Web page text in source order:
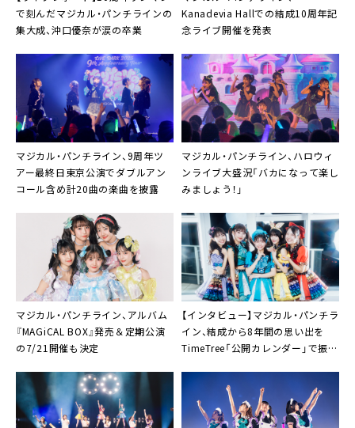
で刻んだマジカル・パンチラインの
集大成、沖口優奈が涙の卒業
Kanadevia Hallでの結成10周年記
念ライブ開催を発表
マジカル・パンチライン、9周年ツ
アー最終日東京公演でダブルアン
コール含め計20曲の楽曲を披露
マジカル・パンチライン、ハロウィ
ンライブ大盛況「バカになって楽し
みましょう！」
マジカル・パンチライン、アルバム
『MAGiCAL BOX』発売＆定期公演
の7/21開催も決定
【インタビュー】マジカル・パンチラ
イン、結成から8年間の思い出を
TimeTree「公開カレンダー」で振り